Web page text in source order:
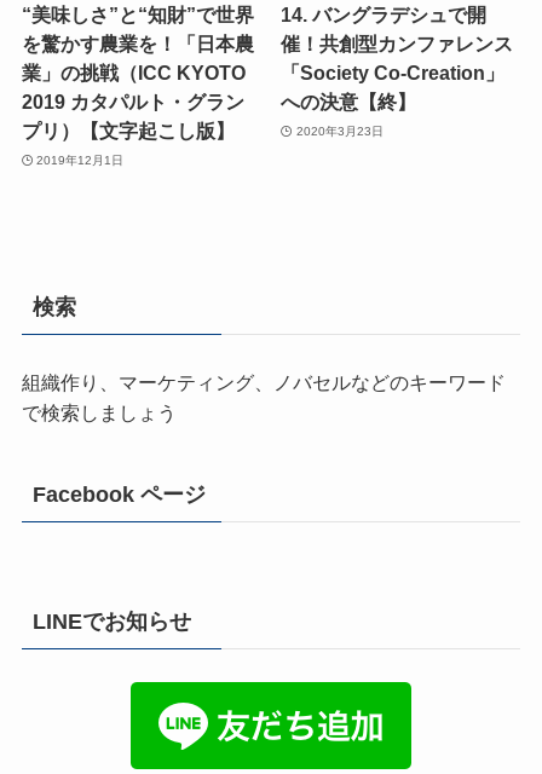
“美味しさ”と“知財”で世界
を驚かす農業を！「日本農
業」の挑戦（ICC KYOTO
2019 カタパルト・グラン
プリ）【文字起こし版】
2019年12月1日
14. バングラデシュで開
催！共創型カンファレンス
「Society Co-Creation」
への決意【終】
2020年3月23日
検索
組織作り、マーケティング、ノバセルなどのキーワード
で検索しましょう
Facebook ページ
LINEでお知らせ